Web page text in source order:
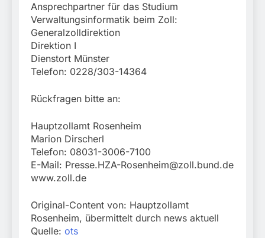
Ansprechpartner für das Studium
Verwaltungsinformatik beim Zoll:
Generalzolldirektion
Direktion I
Dienstort Münster
Telefon: 0228/303-14364
Rückfragen bitte an:
Hauptzollamt Rosenheim
Marion Dirscherl
Telefon: 08031-3006-7100
E-Mail: Presse.HZA-Rosenheim@zoll.bund.de
www.zoll.de
Original-Content von: Hauptzollamt
Rosenheim, übermittelt durch news aktuell
Quelle: ots